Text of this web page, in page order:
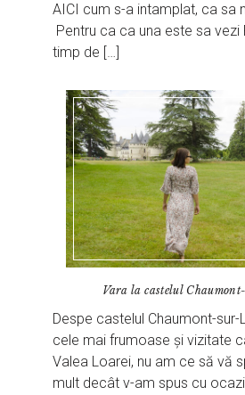
AICI cum s-a intamplat, ca sa
Pentru ca ca una este sa
timp de […]
Vara la castelul
Despe castelul Chaumont-sur-
cele mai frumoase și vizitate
Valea Loarei, nu am ce să vă
mult decât v-am spus cu